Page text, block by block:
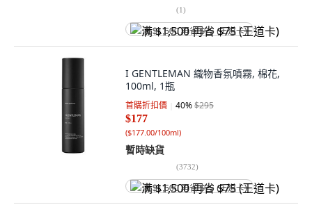
(1)
满 $1,500 再省 $75 (王道卡)
I GENTLEMAN 織物香氛噴霧, 棉花,
100ml, 1瓶
首購折扣價 40%$295
$177
($177.00/100ml)
暫時缺貨
(3732)
满 $1,500 再省 $75 (王道卡)